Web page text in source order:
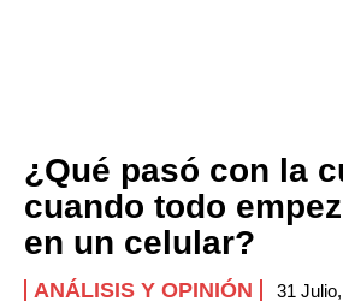
¿Qué pasó con la
cuando todo
en un celular?
ANÁLISIS Y OPINIÓN 31